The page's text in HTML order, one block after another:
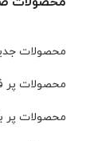
محصولات
محصولات پر
محصولات پر